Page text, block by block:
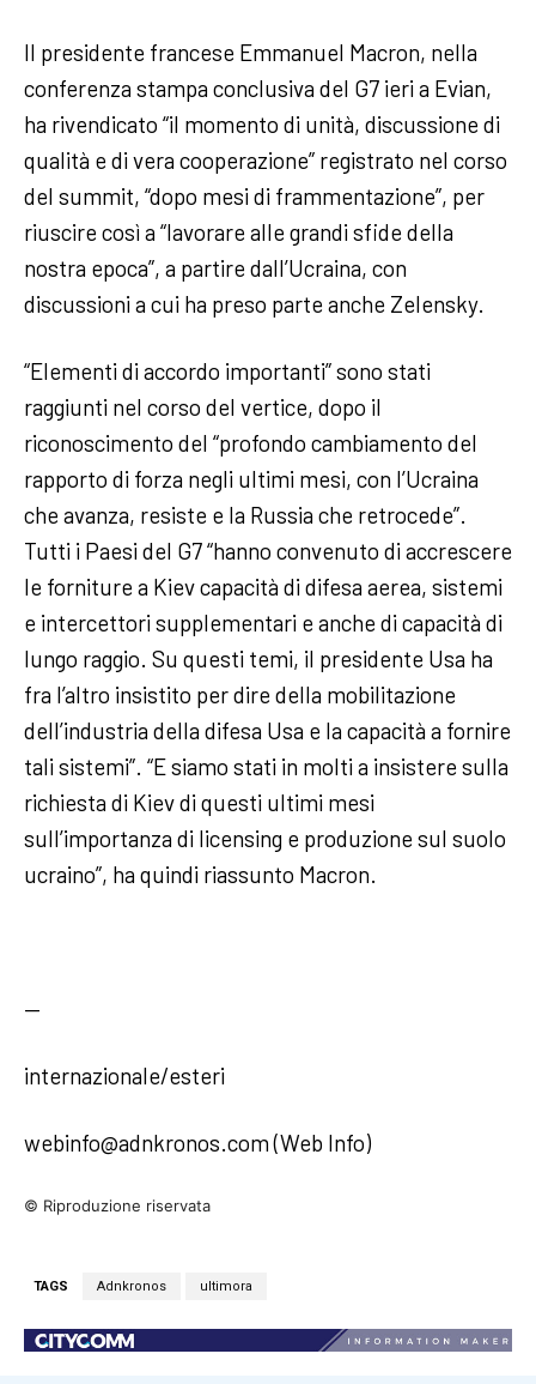
Il presidente francese Emmanuel Macron, nella
conferenza stampa conclusiva del G7 ieri a Evian,
ha rivendicato “il momento di unità, discussione di
qualità e di vera cooperazione” registrato nel corso
del summit, “dopo mesi di frammentazione”, per
riuscire così a “lavorare alle grandi sfide della
nostra epoca”, a partire dall’Ucraina, con
discussioni a cui ha preso parte anche Zelensky.
“Elementi di accordo importanti” sono stati
raggiunti nel corso del vertice, dopo il
riconoscimento del “profondo cambiamento del
rapporto di forza negli ultimi mesi, con l’Ucraina
che avanza, resiste e la Russia che retrocede”.
Tutti i Paesi del G7 “hanno convenuto di accrescere
le forniture a Kiev capacità di difesa aerea, sistemi
e intercettori supplementari e anche di capacità di
lungo raggio. Su questi temi, il presidente Usa ha
fra l’altro insistito per dire della mobilitazione
dell’industria della difesa Usa e la capacità a fornire
tali sistemi”. “E siamo stati in molti a insistere sulla
richiesta di Kiev di questi ultimi mesi
sull’importanza di licensing e produzione sul suolo
ucraino”, ha quindi riassunto Macron.
—
internazionale/esteri
webinfo@adnkronos.com (Web Info)
© Riproduzione riservata
TAGS Adnkronos ultimora